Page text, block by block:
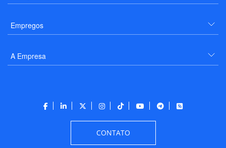
Empregos
A Empresa
CONTATO